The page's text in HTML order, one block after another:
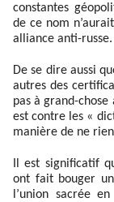
constantes
de ce nom
alliance anti-russe.
De se dire aussi
autres des
pas à grand-
est contre les «
manière de ne
Il est significatif
ont fait bouger
l’union sacrée